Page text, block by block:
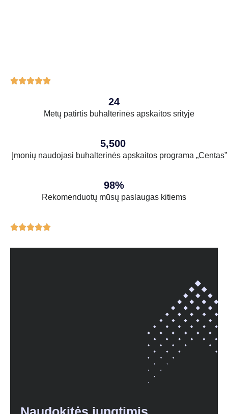

24
Metų patirtis buhalterinės apskaitos srityje
5,500
Įmonių naudojasi buhalterinės apskaitos programa „Centas”
98%
Rekomenduotų mūsų paslaugas kitiems
